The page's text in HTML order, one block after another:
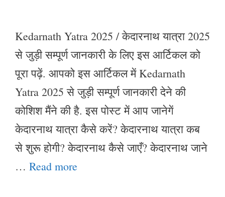
Kedarnath Yatra 2025 / केदारनाथ यात्रा 2025
से जुड़ी सम्पूर्ण जानकारी के लिए इस आर्टिकल को
पूरा पढ़ें. आपको इस आर्टिकल में Kedarnath
Yatra 2025 से जुड़ी सम्पूर्ण जानकारी देने की
कोशिश मैंने की है. इस पोस्ट में आप जानेगें
केदारनाथ यात्रा कैसे करें? केदारनाथ यात्रा कब
से शुरू होगी? केदारनाथ कैसे जाएँ? केदारनाथ जाने
… Read more